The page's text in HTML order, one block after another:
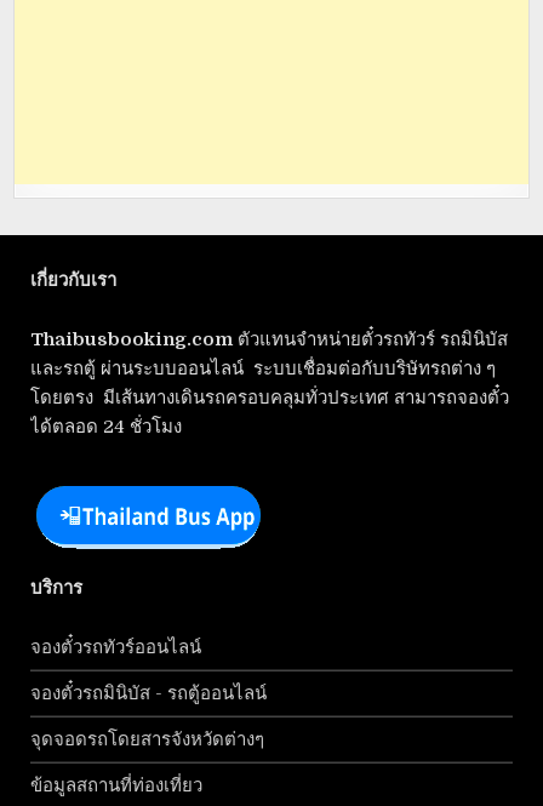
เกี่ยวกับเรา
Thaibusbooking.com ตัวแทนจำหน่ายตั๋วรถทัวร์ รถมินิบัส
และรถตู้ ผ่านระบบออนไลน์ ระบบเชื่อมต่อกับบริษัทรถต่าง ๆ
โดยตรง มีเส้นทางเดินรถครอบคลุมทั่วประเทศ สามารถจองตั๋ว
ได้ตลอด 24 ชั่วโมง
บริการ
จองตั๋วรถทัวร์ออนไลน์
จองตั๋วรถมินิบัส - รถตู้ออนไลน์
จุดจอดรถโดยสารจังหวัดต่างๆ
ข้อมูลสถานที่ท่องเที่ยว